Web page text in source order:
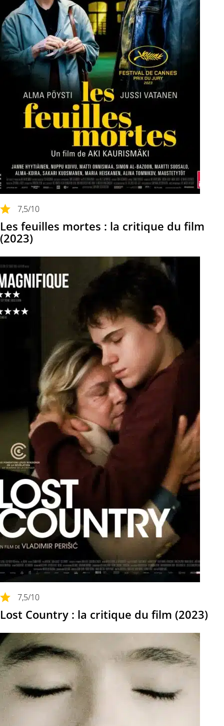
7,5/10
Les feuilles mortes : la critique du film
(2023)
7,5/10
Lost Country : la critique du film (2023)